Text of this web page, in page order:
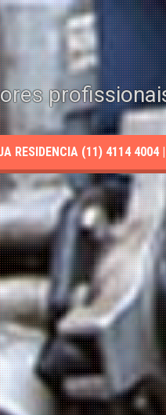
RESIDENCIA (11) 4114